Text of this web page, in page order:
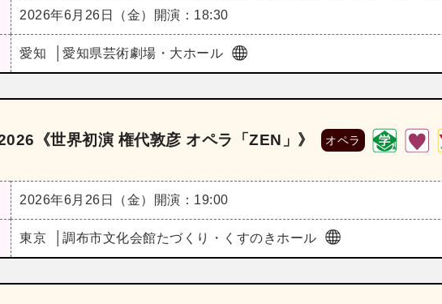
2026年6月26日（金） 開演：18:30
愛知 愛知県芸術劇場・大ホール
《世界初演 権代敦彦 オペラ「ZEN」》 オペラ
2026年6月26日（金） 開演：19:00
東京 調布市文化会館たづくり・くすのきホール